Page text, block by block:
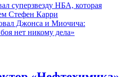
суперзвезду НБА, которая
Стефен Карри
Джонса и Миочича:
нет никому дела»